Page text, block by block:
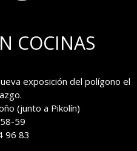
COCINAS
exposición del polígono el
(junto a Pikolín)
59
96 83